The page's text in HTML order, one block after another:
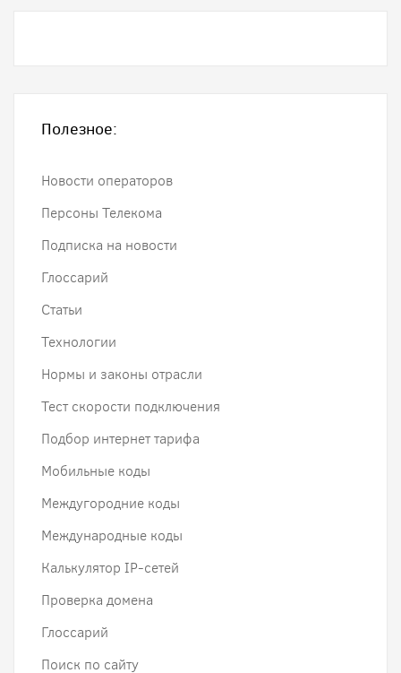
Полезное:
Новости операторов
Персоны Телекома
Подписка на новости
Глоссарий
Статьи
Технологии
Нормы и законы отрасли
Тест скорости подключения
Подбор интернет тарифа
Мобильные коды
Междугородние коды
Международные коды
Калькулятор IP-сетей
Проверка домена
Глоссарий
Поиск по сайту